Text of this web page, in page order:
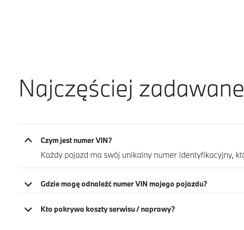
Najczęściej
Czym jest numer VIN?
Każdy pojazd ma swój unikalny numer identyfikacyjny,
Gdzie mogę odnaleźć numer VIN mojego pojazdu?
Kto pokrywa koszty serwisu / naprawy?